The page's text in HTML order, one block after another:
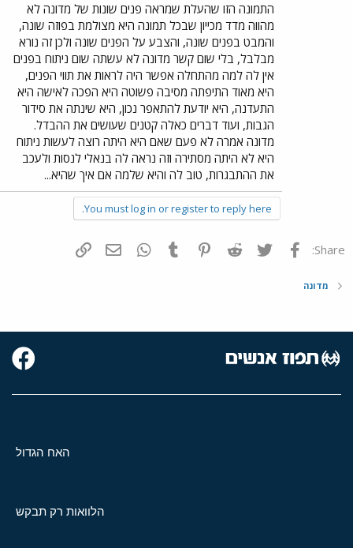
התמונה הזו שהעלת שמראה פנים שונות של מדונה לא
מהווה מדד מכייון שבכל תמונה היא מצולמת בפוזה שונה,
והמבט בפנים שונה, והצבע על הפנים שונה ולכן זה נורא
מבלבל, בלי שום קשר מדונה לא עשתה שום ניתוח בפנים
אין לה למה מהתחלה אפשר היה לראות את תווי הפנים,
היא מאוד התיפתה מסיבה פשוטה היא הפכה לאישה היא
התעדנה, היא יודעת להתאפר נכון, היא שינתה את סידור
הגבות, ועוד דברים כאלה קטנים שעושים את ההבדל.
מדונה אמרה לא פעם שאם היא היתה רוצה לעשות ניתוח
היא לא היתה מסתירה וזה נראה לה בנאלי לנסות ולעכב
את ההתבגרות, טוב לה והיא שלמה אם איך שהיא...
You must log in or register to reply here.
Share: פייסבוק Twitter
Reddit
Pinterest
Tumblr
WhatsAppדואר אלקטרוני
מדונה
האח הגדול
הלוואות רק תבקש